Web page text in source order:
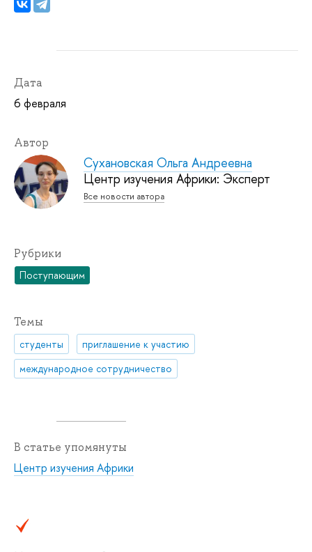
Дата
6 февраля
Автор
Сухановская Ольга Андреевна
Центр изучения Африки: Эксперт
Все новости автора
Рубрики
Поступающим
Темы
студенты
приглашение к участию
международное сотрудничество
В статье упомянуты
Центр изучения Африки